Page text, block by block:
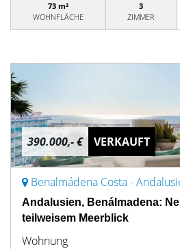
73 m²
WOHNFLÄCHE
3
ZIMMER
390.000,- € VERKAUFT
Benalmádena Costa -
Andalusien, Benálmadena:
teilweisem Meerblick
Wohnung